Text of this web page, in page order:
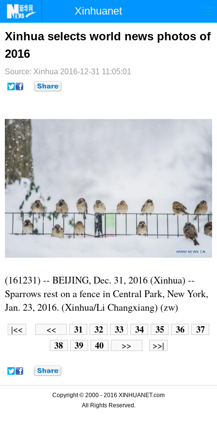
Xinhuanet
首页 时政
台湾
纪检 体育 科技
文娱
Xinhua selects world news photos of
2016
Source: Xinhua 2016-12-31 11:05:01
(161231) -- BEIJING, Dec. 31, 2016 (Xinhua) --
Sparrows rest on a fence in Central Park, New York,
Jan. 23, 2016. (Xinhua/Li Changxiang) (zw)
|<< << 31 32 33 34 35 36
37
38
39 40 >> >>|
Copyright © 2000 - 2016 XINHUANET.com
All Rights Reserved.